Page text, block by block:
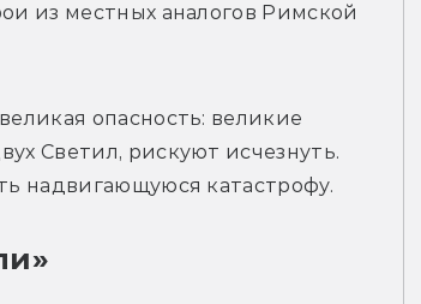
из местных аналогов Римской
опасность: великие
Светил, рискуют исчезнуть.
надвигающуюся катастрофу.